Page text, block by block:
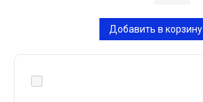
Добавить в корзину